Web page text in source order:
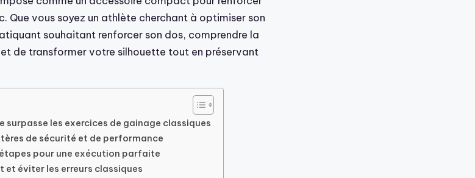
Que vous soyez un athlète cherchant à optimiser son
souhaitant renforcer son dos, comprendre la
de transformer votre silhouette tout en préservant
surpasse les exercices de gainage classiques
de sécurité et de performance
pour une exécution parfaite
et éviter les erreurs classiques